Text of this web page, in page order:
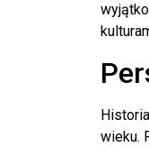
wieku.